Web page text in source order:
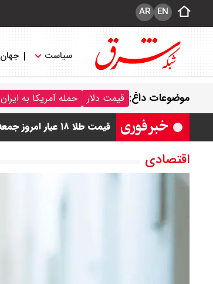
EN
AR
سیاست جهان
موضوعات داغ: قیمت دلار حمله آمریکا به ایران
قیمت طلا ۱۸ عیار امروز جمعه ۱۶ مرداد ۱۴۰۵ اعلام شد/ طلا بر مدار صعود
اقتصادی